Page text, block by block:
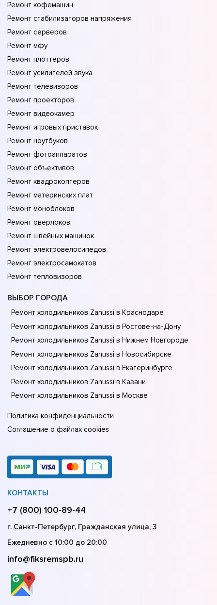
Ремонт кофемашин
Ремонт стабилизаторов напряжения
Ремонт серверов
Ремонт мфу
Ремонт плоттеров
Ремонт усилителей звука
Ремонт телевизоров
Ремонт проекторов
Ремонт видеокамер
Ремонт игровых приставок
Ремонт ноутбуков
Ремонт фотоаппаратов
Ремонт объективов
Ремонт квадрокоптеров
Ремонт материнских плат
Ремонт моноблоков
Ремонт оверлоков
Ремонт швейных машинок
Ремонт электровелосипедов
Ремонт электросамокатов
Ремонт тепловизоров
ВЫБОР ГОРОДА
Ремонт холодильников Zanussi в Краснодаре
Ремонт холодильников Zanussi в Ростове-на-Донy
Ремонт холодильников Zanussi в Нижнем Новгороде
Ремонт холодильников Zanussi в Новосибирске
Ремонт холодильников Zanussi в Екатеринбурге
Ремонт холодильников Zanussi в Казани
Ремонт холодильников Zanussi в Москве
Политика конфиденциальности
Соглашение о файлах cookies
КОНТАКТЫ
+7 (800) 100-89-44
г. Санкт-Петербург, Гражданская улица, 3
Ежедневно с 10:00 до 20:00
info@fiksremspb.ru